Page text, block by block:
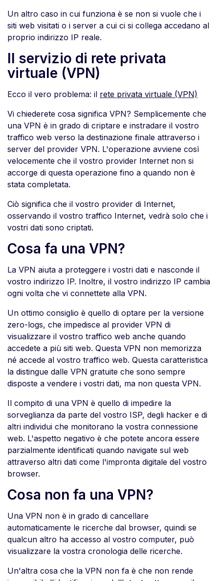
Un altro caso in cui funziona è se non si vuole che i
siti web visitati o i server a cui ci si collega accedano al
proprio indirizzo IP reale.
Il servizio di rete privata
virtuale (VPN)
Ecco il vero problema: il rete privata virtuale (VPN)
Vi chiederete cosa significa VPN? Semplicemente che
una VPN è in grado di criptare e instradare il vostro
traffico web verso la destinazione finale attraverso i
server del provider VPN. L'operazione avviene così
velocemente che il vostro provider Internet non si
accorge di questa operazione fino a quando non è
stata completata.
Ciò significa che il vostro provider di Internet,
osservando il vostro traffico Internet, vedrà solo che i
vostri dati sono criptati.
Cosa fa una VPN?
La VPN aiuta a proteggere i vostri dati e nasconde il
vostro indirizzo IP. Inoltre, il vostro indirizzo IP cambia
ogni volta che vi connettete alla VPN.
Un ottimo consiglio è quello di optare per la versione
zero-logs, che impedisce al provider VPN di
visualizzare il vostro traffico web anche quando
accedete a più siti web. Questa VPN non memorizza
né accede al vostro traffico web. Questa caratteristica
la distingue dalle VPN gratuite che sono sempre
disposte a vendere i vostri dati, ma non questa VPN.
Il compito di una VPN è quello di impedire la
sorveglianza da parte del vostro ISP, degli hacker e di
altri individui che monitorano la vostra connessione
web. L'aspetto negativo è che potete ancora essere
parzialmente identificati quando navigate sul web
attraverso altri dati come l'impronta digitale del vostro
browser.
Cosa non fa una VPN?
Una VPN non è in grado di cancellare
automaticamente le ricerche dal browser, quindi se
qualcun altro ha accesso al vostro computer, può
visualizzare la vostra cronologia delle ricerche.
Un'altra cosa che la VPN non fa è che non rende